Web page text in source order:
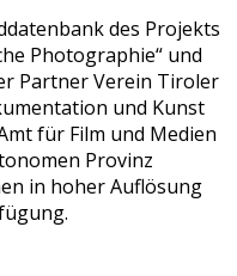
des Projekts
Photographie“ und
Partner Verein Tiroler
und Kunst
für Film und Medien
Provinz
in hoher Auflösung